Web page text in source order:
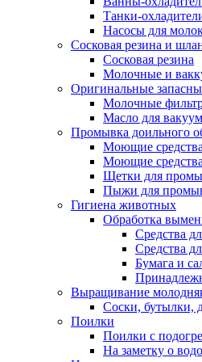
Танки-
Насосы для
Сосковая резина и
Сосковая резина
Молочные и
Оригинальные
Молочные
Масло для
Промывка доильного
Моющие средства
Моющие
Щетки для
Пыжи для
Гигиена животных
Обработка
Средства
Средства
Бумага и
Выращивание
Соски, бутылки,
Поилки
Поилки с
На заметку о